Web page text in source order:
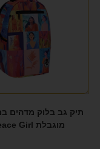
תיק גב בלוק מדהים
מוגבלת Peace Girl